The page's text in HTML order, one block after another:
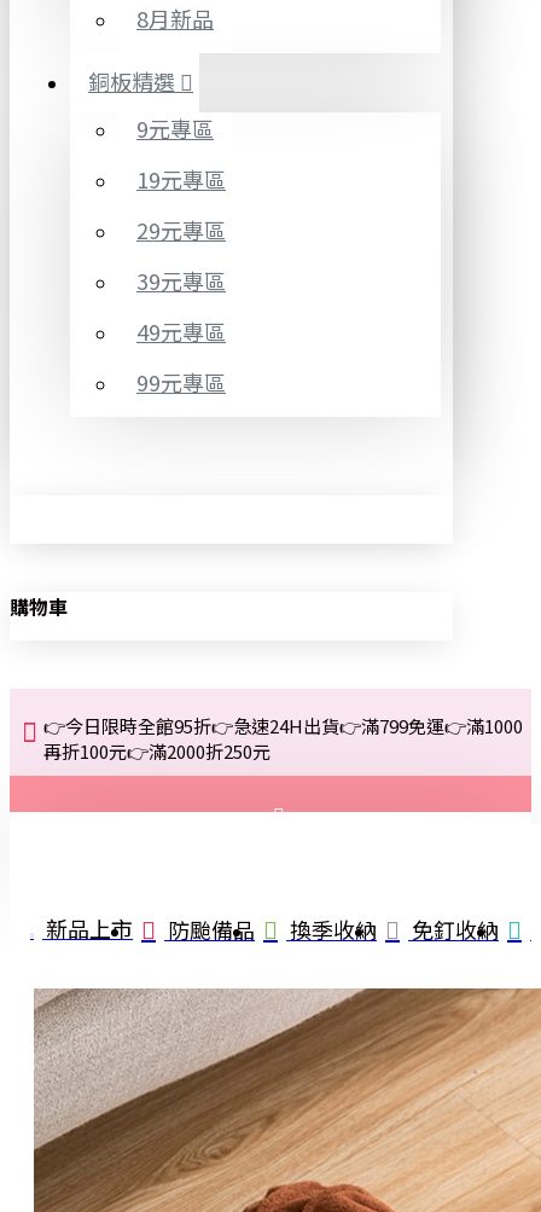
8月新品
銅板精選
9元專區
19元專區
29元專區
39元專區
49元專區
99元專區
購物車
👉今日限時全館95折👉急速24H出貨👉滿799免運👉滿1000
再折100元👉滿2000折250元
註冊
詢問
新品上市 防颱備品 換季收納 免釘收納